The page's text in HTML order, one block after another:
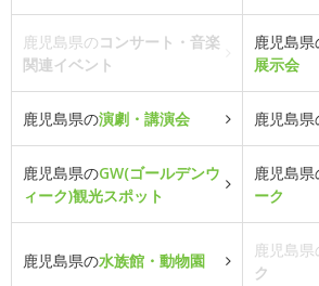
鹿児島県のコンサート・音楽
関連イベント
鹿児島県
展示会
鹿児島県の演劇・講演会 鹿児島県
鹿児島県のGW(ゴールデンウ
ィーク)観光スポット
鹿児島県
ーク
鹿児島県の水族館・動物園
鹿児島県
ク